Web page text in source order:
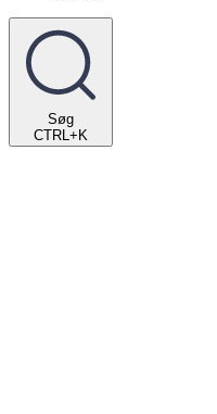
Søg
CTRL+K